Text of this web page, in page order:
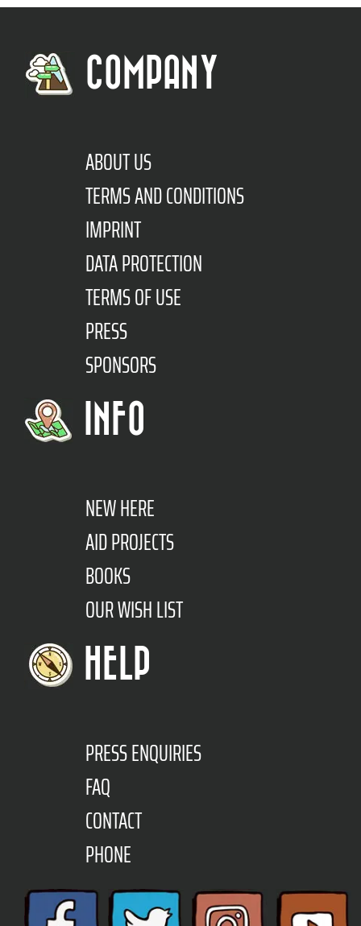
COMPANY
ABOUT US
TERMS AND CONDITIONS
IMPRINT
DATA PROTECTION
TERMS OF USE
PRESS
SPONSORS
INFO
NEW HERE
AID PROJECTS
BOOKS
OUR WISH LIST
HELP
PRESS ENQUIRIES
FAQ
CONTACT
PHONE